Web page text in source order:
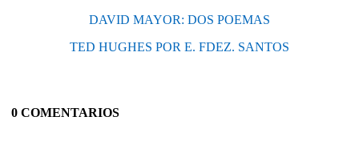
DAVID MAYOR: DOS POEMAS
TED HUGHES POR E. FDEZ. SANTOS
0 COMENTARIOS